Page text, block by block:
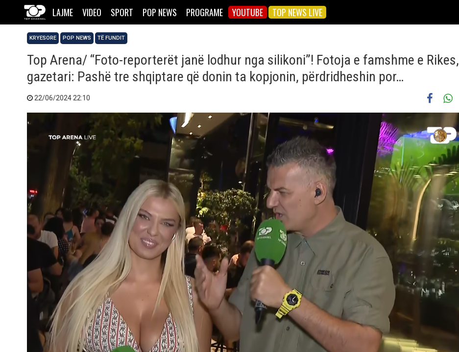
LAJME VIDEO SPORT POP NEWS PROGRAME YOUTUBE TOP NEWS LIVE
KRYESORE POP NEWS TË FUNDIT
Top Arena/ “Foto-reporterët janë lodhur nga silikoni”! Fotoja e famshme e Rikes,
gazetari: Pashë tre shqiptare që donin ta kopjonin, përdridheshin por…
22/06/2024 22:10